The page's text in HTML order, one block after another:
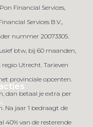
Financial Services,
Services B.V.,
nummer 20073305.
btw, bij 60 maanden,
Utrecht. Tarieven
provinciale opcenten.
dan betaal je extra per
Na jaar 1 bedraagt de
40% van de resterende